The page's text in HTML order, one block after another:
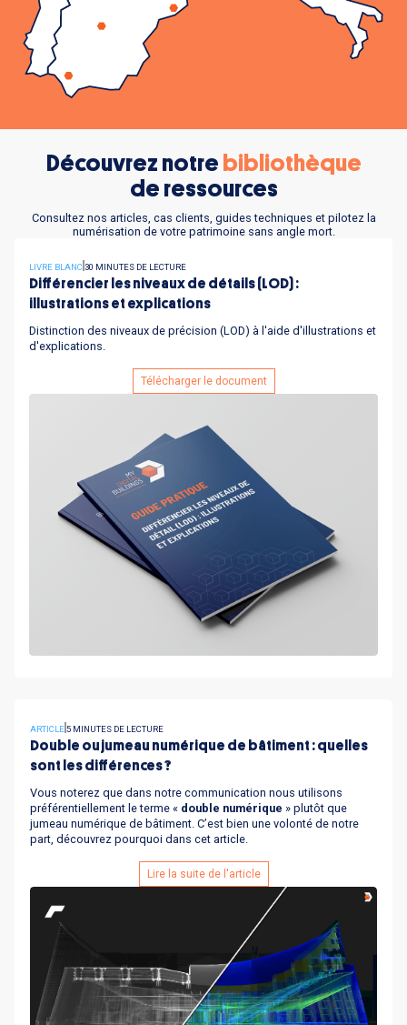
Découvrez notre bibliothèque
de ressources
Consultez nos articles, cas clients, guides techniques et pilotez la
numérisation de votre patrimoine sans angle mort.
LIVRE BLANC 30 MINUTES DE LECTURE
Différencier les niveaux de détails (LOD) :
illustrations et explications
Distinction des niveaux de précision (LOD) à l'aide d'illustrations et
d'explications.
Télécharger le document
ARTICLE5 MINUTES DE LECTURE
Double ou jumeau numérique de bâtiment : quelles
sont les différences ?
Vous noterez que dans notre communication nous utilisons
préférentiellement le terme « double numérique » plutôt que
jumeau numérique de bâtiment. C’est bien une volonté de notre
part, découvrez pourquoi dans cet article.
Lire la suite de l'article